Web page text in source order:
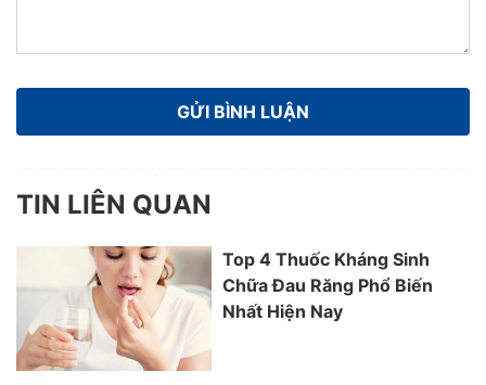
TIN LIÊN QUAN
Top 4 Thuốc Kháng Sinh
Chữa Đau Răng Phổ Biến
Nhất Hiện Nay